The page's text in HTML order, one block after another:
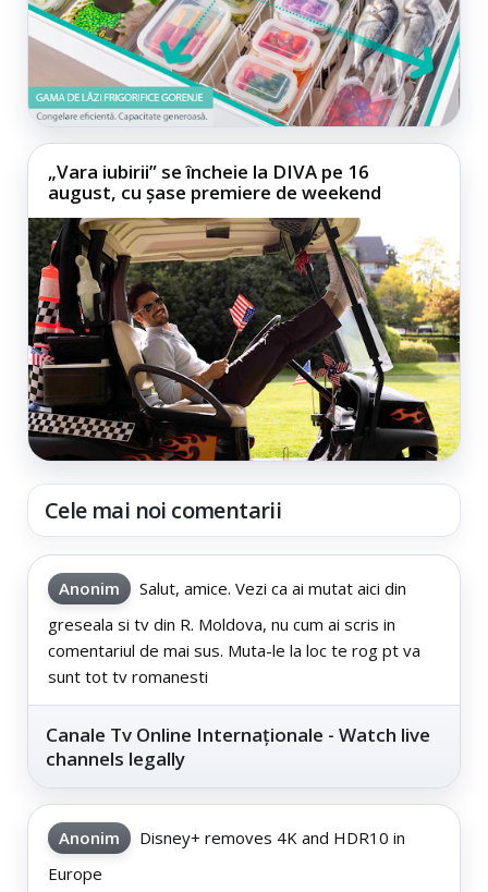
„Vara iubirii” se încheie la DIVA pe 16
august, cu șase premiere de weekend
Cele mai noi comentarii
Anonim
Salut, amice. Vezi ca ai mutat aici din
greseala si tv din R. Moldova, nu cum ai scris in
comentariul de mai sus. Muta-le la loc te rog pt va
sunt tot tv romanesti
Canale Tv Online Internaționale - Watch live
channels legally
Anonim
Disney+ removes 4K and HDR10 in
Europe